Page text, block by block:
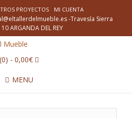
PROYECTOS MI CUENTA
-Travesía Sierra
ARGANDA DEL REY
(0) - 0,00€
MENU